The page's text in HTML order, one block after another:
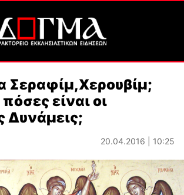
Σεραφίμ,Χερουβίμ;
είναι οι
Δυνάμεις;
20.04.2016 | 10:25